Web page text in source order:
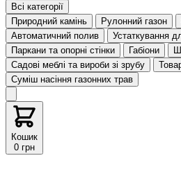
Всі категорії
Природний камінь
Рулонний газон
Автоматичний полив
Устаткування
Паркани та опорні стінки
Габіони
Садові меблі та вироби зі зрубу
Суміш насіння газонних трав
Кошик
0 грн